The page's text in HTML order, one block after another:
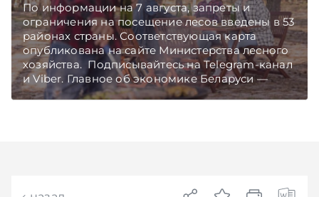
По информации на 7 августа, запреты и
ограничения на посещение лесов введены в 53
районах страны. Соответствующая карта
опубликована на сайте Министерства лесного
хозяйства. Подписывайтесь на Telegram‑канал
и Viber. Главное об экономике Беларуси —
раньше, чем в новостях TelegramViber